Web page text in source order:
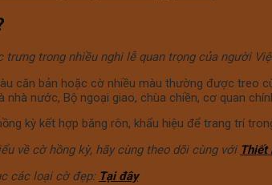
trong nhiều nghi lễ quan trọng của người
căn bản hoặc cờ nhiều màu thường được treo
nhà nước, Bộ ngoại giao, chùa chiền, cơ quan
kỳ kết hợp băng rôn, khẩu hiệu để trang trí
về cờ hồng kỳ, hãy cùng theo dõi cùng với Thiết
các loại cờ đẹp: Tại đây